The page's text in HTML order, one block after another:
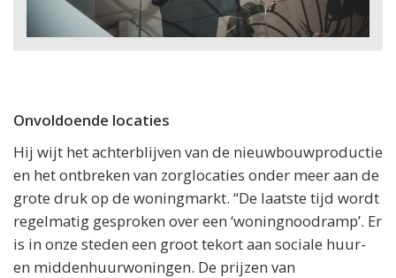
Onvoldoende locaties
Hij wijt het achterblijven van de nieuwbouwproductie
en het ontbreken van zorglocaties onder meer aan de
grote druk op de woningmarkt. “De laatste tijd wordt
regelmatig gesproken over een ‘woningnoodramp’. Er
is in onze steden een groot tekort aan sociale huur-
en middenhuurwoningen. De prijzen van